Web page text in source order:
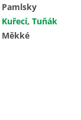
Pamlsky
Kuřecí,Tuňák
Měkké